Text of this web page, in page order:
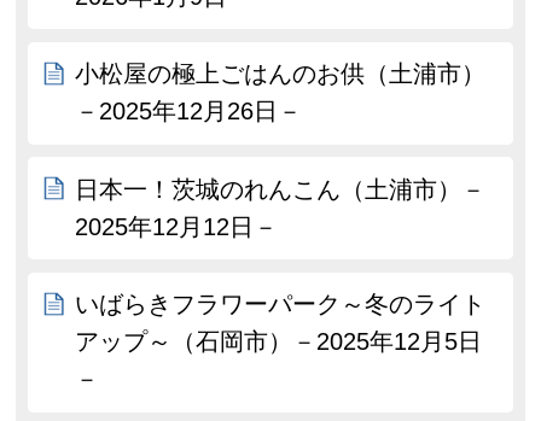
小松屋の極上ごはんのお供（土浦市）
－2025年12月26日－
日本一！茨城のれんこん（土浦市）－
2025年12月12日－
いばらきフラワーパーク～冬のライト
アップ～（石岡市）－2025年12月5日
－